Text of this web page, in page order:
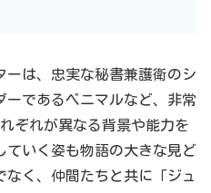
ーは、忠実な秘書兼護衛のシ
ーであるベニマルなど、非常
ぞれが異なる背景や能力を
ていく姿も物語の大きな見ど
く、仲間たちと共に「ジュ